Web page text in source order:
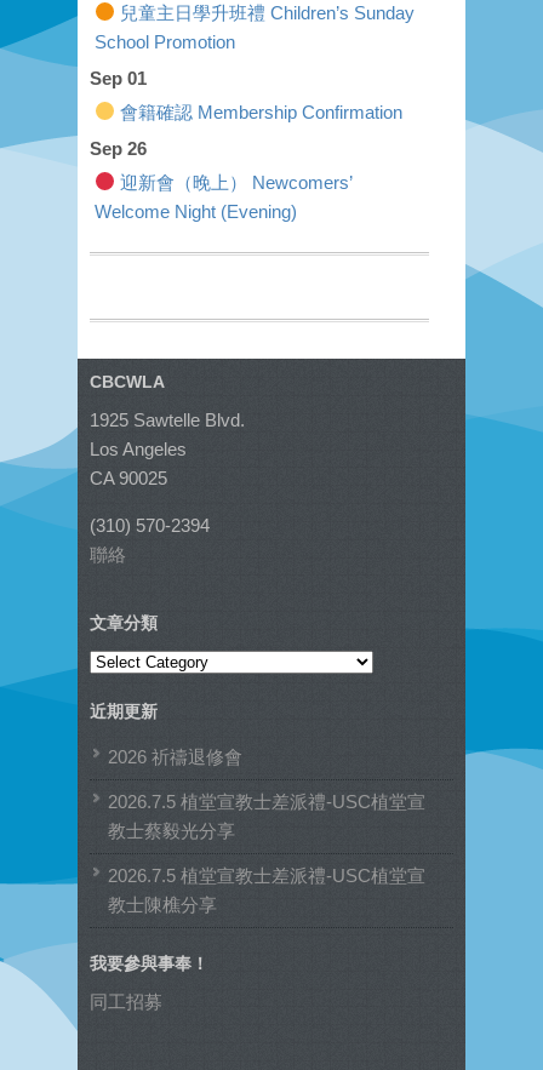
兒童主日學升班禮 Children’s Sunday
School Promotion
Sep 01
會籍確認 Membership Confirmation
Sep 26
迎新會（晚上） Newcomers’
Welcome Night (Evening)
CBCWLA
1925 Sawtelle Blvd.
Los Angeles
CA 90025
(310) 570-2394
聯絡
文章分類
文
分
類
近期更新
2026 祈禱退修會
2026.7.5 植堂宣教士差派禮-USC植堂宣
教士蔡毅光分享
2026.7.5 植堂宣教士差派禮-USC植堂宣
教士陳樵分享
我要參與事奉！
同工招募